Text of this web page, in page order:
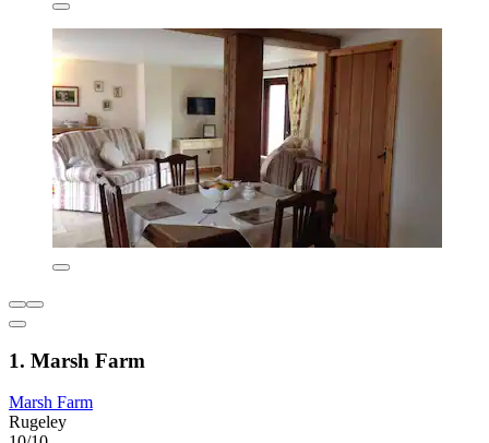
1. Marsh Farm
Marsh Farm
Rugeley